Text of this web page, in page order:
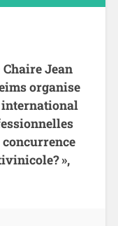
Jean
organise
international
»,